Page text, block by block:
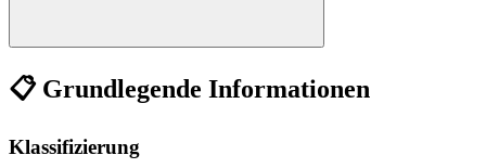
📋 Grundlegende Informationen
Klassifizierung